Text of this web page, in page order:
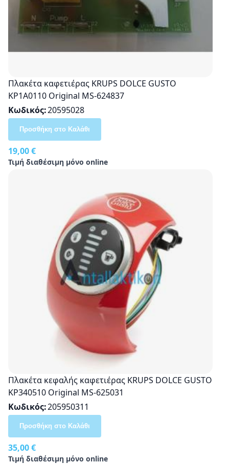
Πλακέτα καφετιέρας KRUPS DOLCE GUSTO
KP1A0110 Original MS-624837
Κωδικός 20595028
19,00 €
Τιμή διαθέσιμη μόνο online
Προσθήκη στο Καλάθι
Πλακέτα κεφαλής καφετιέρας KRUPS DOLCE GUSTO
KP340510 Original MS-625031
Κωδικός 205950311
35,00 €
Τιμή διαθέσιμη μόνο online
Προσθήκη στο Καλάθι